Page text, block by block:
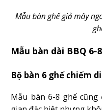
Mẫu bàn ghế giả mây
Mẫu bàn dài BBQ
Bộ bàn 6 ghế chiếm
Mẫu bàn 6-8 ghế